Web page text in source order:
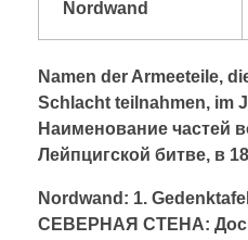
Nordwand
Namen der Armeeteile,
Schlacht teilnahmen, im
Наименование частей
Лейпцигской битве, в
Nordwand: 1.
CЕВЕРНАЯ СТЕНА: